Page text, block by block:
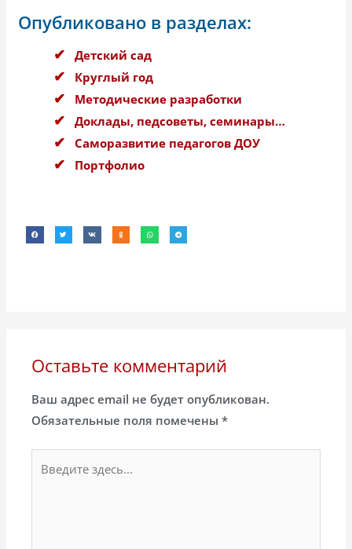
Опубликовано в разделах:
Детский сад
Круглый год
Методические разработки
Доклады, педсоветы, семинары…
Саморазвитие педагогов ДОУ
Портфолио
Оставьте комментарий
Ваш адрес email не будет опубликован.
Обязательные поля помечены*
здесь...